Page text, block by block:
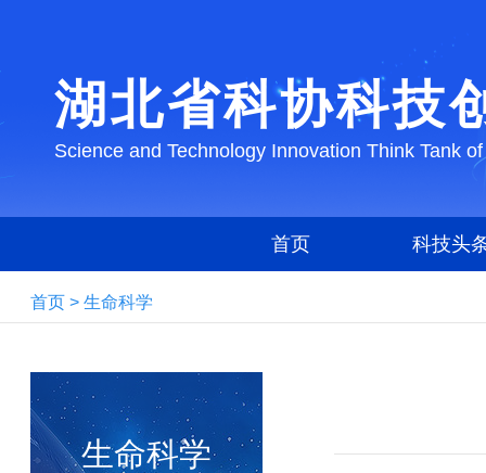
湖北省科协科技
Science and Technology Innovation Think Tank
首页 科技头
首页 > 生命科学
生命科学